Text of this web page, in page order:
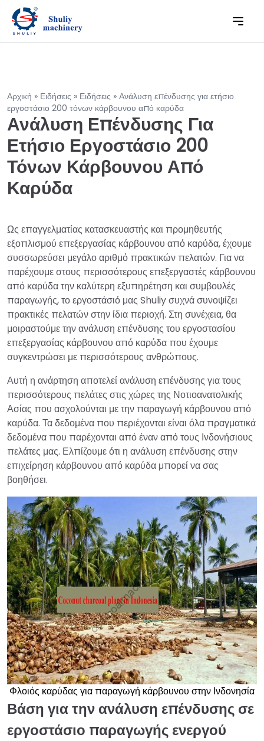
Αρχική » Ειδήσεις » Ειδήσεις » Ανάλυση επένδυσης για ετήσιο
εργοστάσιο 200 τόνων κάρβουνου από καρύδα
Ανάλυση Επένδυσης Για
Ετήσιο Εργοστάσιο 200
Τόνων Κάρβουνου Από
Καρύδα
Ως επαγγελματίας κατασκευαστής και προμηθευτής
εξοπλισμού επεξεργασίας κάρβουνου από καρύδα, έχουμε
συσσωρεύσει μεγάλο αριθμό πρακτικών πελατών. Για να
παρέχουμε στους περισσότερους επεξεργαστές κάρβουνου
από καρύδα την καλύτερη εξυπηρέτηση και συμβουλές
παραγωγής, το εργοστάσιό μας Shuliy συχνά συνοψίζει
πρακτικές πελατών στην ίδια περιοχή. Στη συνέχεια, θα
μοιραστούμε την ανάλυση επένδυσης του εργοστασίου
επεξεργασίας κάρβουνου από καρύδα που έχουμε
συγκεντρώσει με περισσότερους ανθρώπους.
Αυτή η ανάρτηση αποτελεί ανάλυση επένδυσης για τους
περισσότερους πελάτες στις χώρες της Νοτιοανατολικής
Ασίας που ασχολούνται με την παραγωγή κάρβουνου από
καρύδα. Τα δεδομένα που περιέχονται είναι όλα πραγματικά
δεδομένα που παρέχονται από έναν από τους Ινδονήσιους
πελάτες μας. Ελπίζουμε ότι η ανάλυση επένδυσης στην
επιχείρηση κάρβουνου από καρύδα μπορεί να σας
βοηθήσει.
Φλοιός καρύδας για παραγωγή κάρβουνου στην Ινδονησία
Βάση για την ανάλυση επένδυσης σε
εργοστάσιο παραγωγής ενεργού